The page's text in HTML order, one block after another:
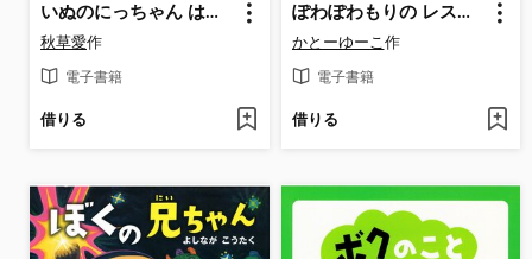
いぬのにっちゃん はるとなつ
秋草愛作
電子書籍
借りる
ぽわぽわもりの レストラン
かとーゆーこ作
電子書籍
借りる